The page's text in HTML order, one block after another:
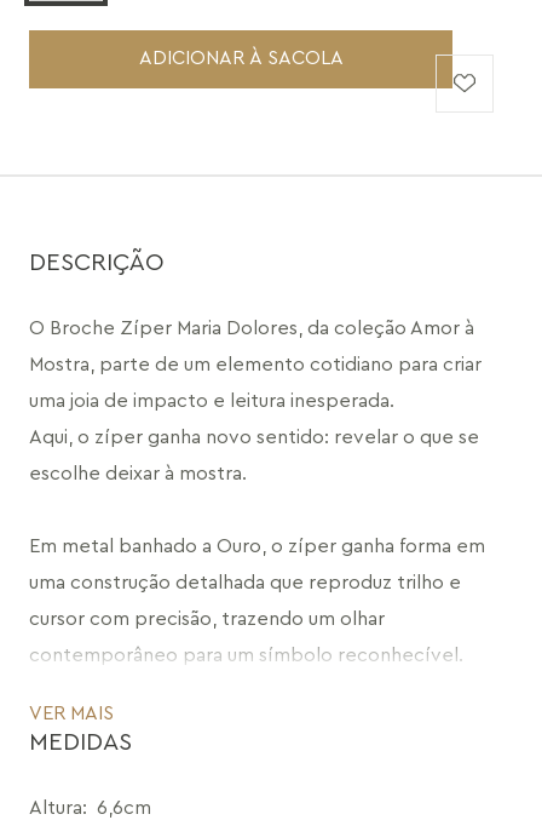
ADICIONAR À SACOLA
DESCRIÇÃO
O Broche Zíper Maria Dolores, da coleção Amor à
Mostra, parte de um elemento cotidiano para criar
uma joia de impacto e leitura inesperada.
Aqui, o zíper ganha novo sentido: revelar o que se
escolhe deixar à mostra.
Em metal banhado a Ouro, o zíper ganha forma em
uma construção detalhada que reproduz trilho e
cursor com precisão, trazendo um olhar
contemporâneo para um símbolo reconhecível.
Preta. O contraste entre o metal polido e o tom
VER MAIS
MEDIDAS
Altura: 6,6cm